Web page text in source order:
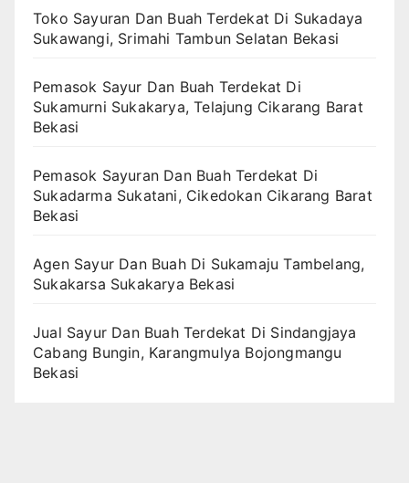
Toko Sayuran Dan Buah Terdekat Di Sukadaya
Sukawangi, Srimahi Tambun Selatan Bekasi
Pemasok Sayur Dan Buah Terdekat Di
Sukamurni Sukakarya, Telajung Cikarang Barat
Bekasi
Pemasok Sayuran Dan Buah Terdekat Di
Sukadarma Sukatani, Cikedokan Cikarang Barat
Bekasi
Agen Sayur Dan Buah Di Sukamaju Tambelang,
Sukakarsa Sukakarya Bekasi
Jual Sayur Dan Buah Terdekat Di Sindangjaya
Cabang Bungin, Karangmulya Bojongmangu
Bekasi